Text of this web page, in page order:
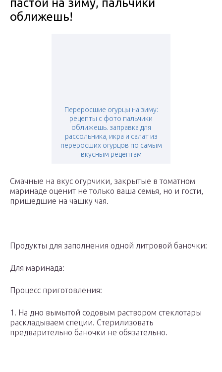
пастой на зиму, пальчики
оближешь!
Переросшие огурцы на зиму:
рецепты с фото пальчики
оближешь. заправка для
рассольника, икра и салат из
переросших огурцов по самым
вкусным рецептам
Смачные на вкус огурчики, закрытые в томатном
маринаде оценит не только ваша семья, но и гости,
пришедшие на чашку чая.
Продукты для заполнения одной литровой баночки:
Для маринада:
Процесс приготовления:
1. На дно вымытой содовым раствором стеклотары
раскладываем специи. Стерилизовать
предварительно баночки не обязательно.